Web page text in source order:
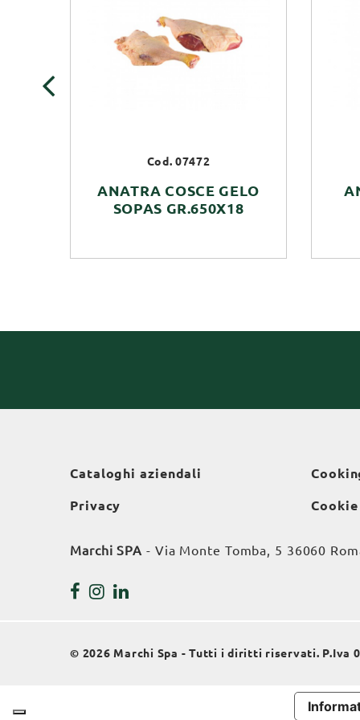
Cod. 07472
ANATRA COSCE GELO
SOPAS GR.650X18
Cataloghi aziendali
Privacy
Marchi SPA - Via Monte Tomba, 5 36060
© 2026 Marchi Spa - Tutti i diritti riservati. P.Iva